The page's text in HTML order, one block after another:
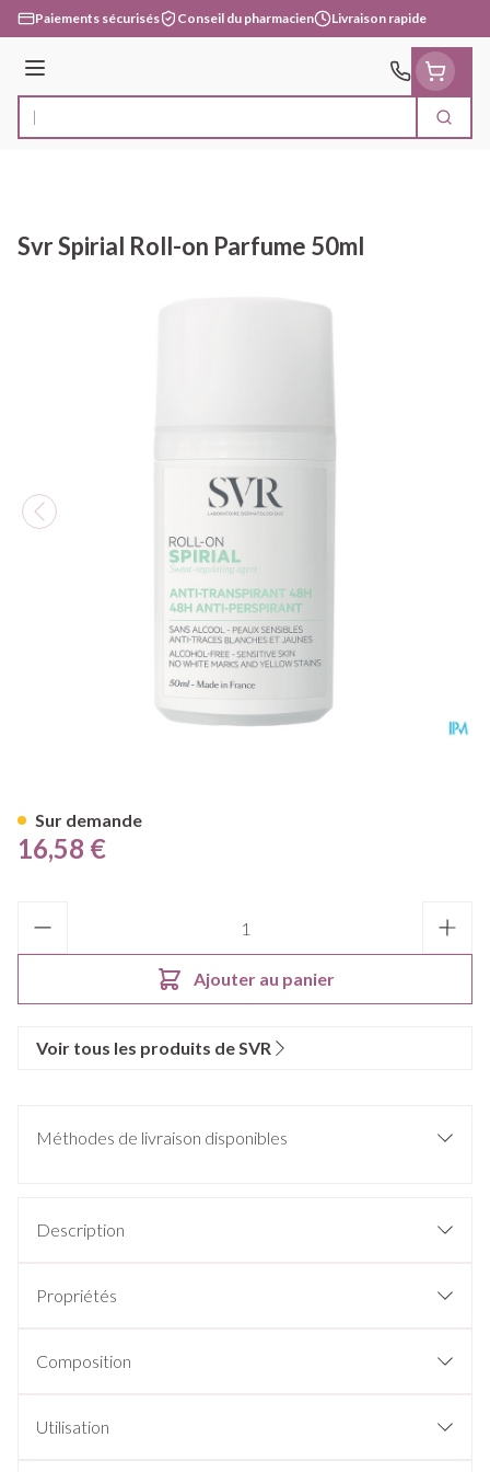
Aller au contenu
Paiements sécurisés Conseil du pharmacien Livraison rapide
Menu
Rechercher
Svr Spirial Roll-on Parfume 50ml
16,58 €
Ajouter au panier
Sur demande
Voir tous les produits de SVR
Méthodes de livraison disponibles
Description
Propriétés
Composition
Utilisation